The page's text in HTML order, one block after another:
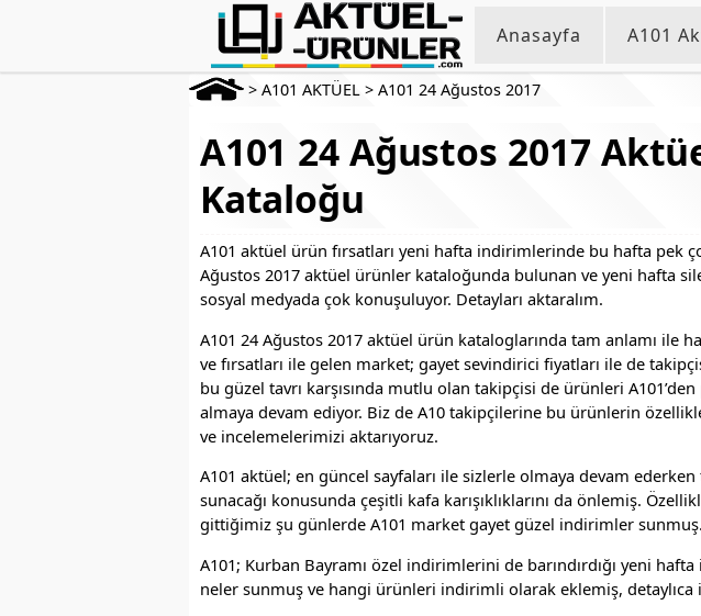
Anasayfa A101
> A101 AKTÜEL > A101 24 Ağustos 2017
A101 24 Ağustos 2017
Kataloğu
A101 aktüel ürün fırsatları yeni hafta indirimlerinde bu hafta pek
Ağustos 2017 aktüel ürünler kataloğunda bulunan ve yeni hafta
sosyal medyada çok konuşuluyor. Detayları aktaralım.
A101 24 Ağustos 2017 aktüel ürün kataloglarında tam anlamı ile
ve fırsatları ile gelen market; gayet sevindirici fiyatları ile de
bu güzel tavrı karşısında mutlu olan takipçisi de ürünleri
almaya devam ediyor. Biz de A10 takipçilerine bu ürünlerin
ve incelemelerimizi aktarıyoruz.
A101 aktüel; en güncel sayfaları ile sizlerle olmaya devam
sunacağı konusunda çeşitli kafa karışıklıklarını da önlemiş.
gittiğimiz şu günlerde A101 market gayet güzel indirimler sunmuş.
A101; Kurban Bayramı özel indirimlerini de barındırdığı yeni
neler sunmuş ve hangi ürünleri indirimli olarak eklemiş, detaylıca